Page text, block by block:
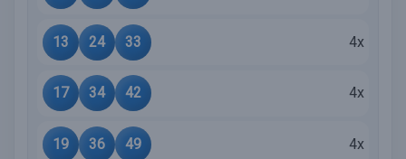
13 24 33 4x
17 34 42 4x
19 36 49 4x